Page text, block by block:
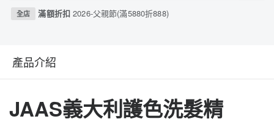
全店 滿額折扣2026-父親節(滿5880折888)
產品介紹
JAAS義大利護色洗髮精